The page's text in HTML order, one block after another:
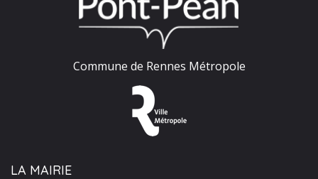
Commune de Rennes Métropole
LA MAIRIE